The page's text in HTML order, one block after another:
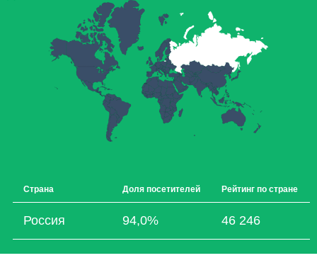
Страна Доля посетителей Рейтинг по стране
Россия 94,0% 46 246